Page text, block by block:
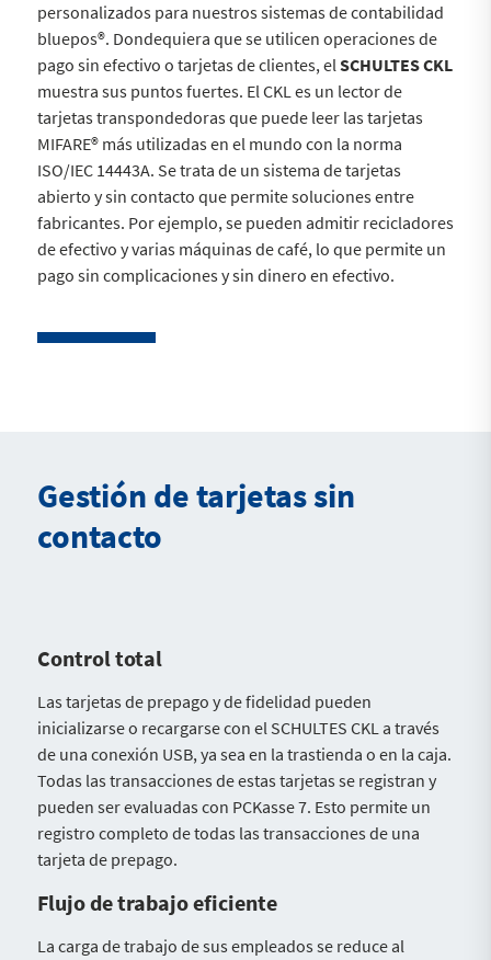
personalizados para nuestros sistemas de contabilidad
bluepos®. Dondequiera que se utilicen operaciones de
pago sin efectivo o tarjetas de clientes, elSCHULTES CKL
muestra sus puntos fuertes. El CKL es un lector de
tarjetas transpondedoras que puede leer las tarjetas
MIFARE® más utilizadas en el mundo con la norma
ISO/IEC 14443A. Se trata de un sistema de tarjetas
abierto y sin contacto que permite soluciones entre
fabricantes. Por ejemplo, se pueden admitir recicladores
de efectivo y varias máquinas de café, lo que permite un
pago sin complicaciones y sin dinero en efectivo.
Gestión de tarjetas sin
contacto
Control total
Las tarjetas de prepago y de fidelidad pueden
inicializarse o recargarse con el SCHULTES CKL a través
de una conexión USB, ya sea en la trastienda o en la caja.
Todas las transacciones de estas tarjetas se registran y
pueden ser evaluadas con PCKasse 7. Esto permite un
registro completo de todas las transacciones de una
tarjeta de prepago.
Flujo de trabajo eficiente
La carga de trabajo de sus empleados se reduce al